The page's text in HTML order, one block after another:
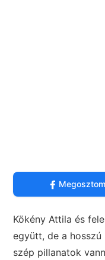
Kökény Attila és
együtt, de a
szép pillanatok